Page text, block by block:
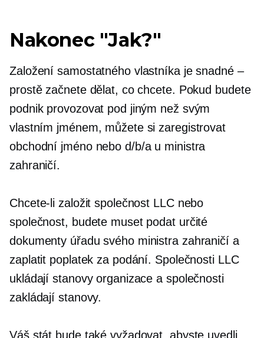
Nakonec "Jak?"
Založení samostatného vlastníka je snadné –
prostě začnete dělat, co chcete. Pokud budete
podnik provozovat pod jiným než svým
vlastním jménem, ​​můžete si zaregistrovat
obchodní jméno nebo d/b/a u ministra
zahraničí.
Chcete-li založit společnost LLC nebo
společnost, budete muset podat určité
dokumenty úřadu svého ministra zahraničí a
zaplatit poplatek za podání. Společnosti LLC
ukládají stanovy organizace a společnosti
zakládají stanovy.
Váš stát bude také vyžadovat, abyste uvedli